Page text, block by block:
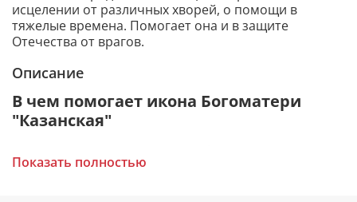
исцелении от различных хворей, о помощи в
тяжелые времена. Помогает она и в защите
Отечества от врагов.
Описание
В чем помогает икона Богоматери
"Казанская"
Для духовного прозрения, в поисках верного
Показать полностью